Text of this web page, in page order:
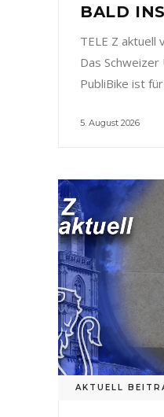
BALD
TELE Z aktuell
Das
PubliBike ist
5. August 2026
AKTUELL